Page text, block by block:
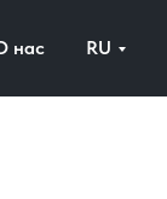
нас RU